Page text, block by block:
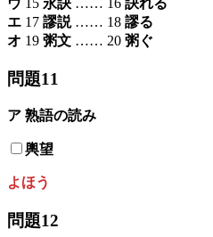
エ 17 謬説…… 18 謬る
オ 19 粥文 …… 20 粥ぐ
問題11
ア 熟語の読み
輿望
よほう
問題12